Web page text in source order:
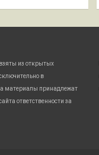
из открытых
в
материалы принадлежат
ответственности за